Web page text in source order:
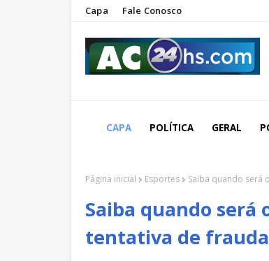
Capa Fale Conosco
CAPA POLÍTICA GERAL
Página inicial Esportes Saiba quando será
Saiba quando será
tentativa de